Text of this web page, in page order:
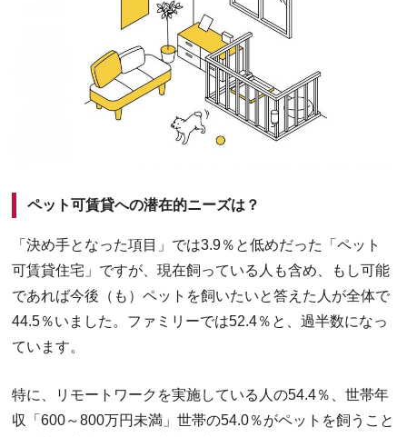
ペット可賃貸への潜在的ニーズは？
「決め手となった項目」では3.9％と低めだった「ペット
可賃貸住宅」ですが、現在飼っている人も含め、もし可能
であれば今後（も）ペットを飼いたいと答えた人が全体で
44.5％いました。ファミリーでは52.4％と、過半数になっ
ています。
特に、リモートワークを実施している人の54.4％、世帯年
収「600～800万円未満」世帯の54.0％がペットを飼うこと